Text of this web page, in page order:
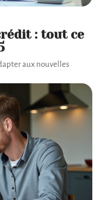
: tout ce
aux nouvelles